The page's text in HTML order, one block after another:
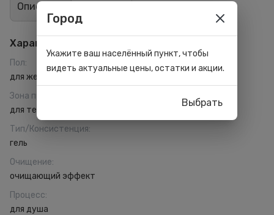
Описание
Характеристики
Пол:
для женщин
Зона применения
для тела
Тип/Консистенция:
гель
Очищение:
очищающий эффект
Процесс:
для душа
Город
Укажите ваш населённый пункт, чтобы
видеть актуальные цены, остатки и акции.
Выбрать